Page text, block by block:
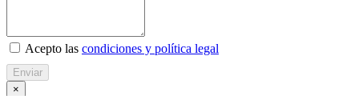
Acepto las condiciones y política legal
Enviar
×